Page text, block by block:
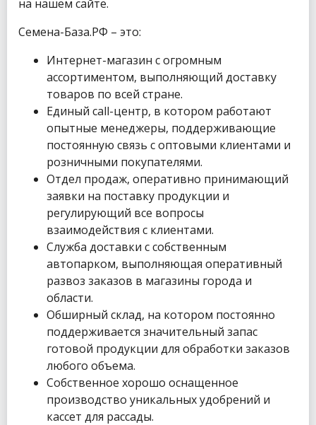
на нашем сайте.
Семена-База.РФ – это:
Интернет-магазин с огромным
ассортиментом, выполняющий доставку
товаров по всей стране.
Единый call-центр, в котором работают
опытные менеджеры, поддерживающие
постоянную связь с оптовыми клиентами и
розничными покупателями.
Отдел продаж, оперативно принимающий
заявки на поставку продукции и
регулирующий все вопросы
взаимодействия с клиентами.
Служба доставки с собственным
автопарком, выполняющая оперативный
развоз заказов в магазины города и
области.
Обширный склад, на котором постоянно
поддерживается значительный запас
готовой продукции для обработки заказов
любого объема.
Собственное хорошо оснащенное
производство уникальных удобрений и
кассет для рассады.